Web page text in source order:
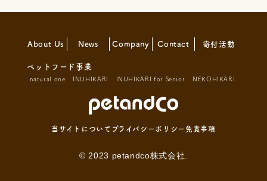
About Us News Company Contact 寄付活動
ペットフード事業
natural one INUHIKARI INUHIKARI for Senior NEKOHIKARI
当サイトについて プライバシーポリシー 免責事項
© 2023 petandco株式会社.